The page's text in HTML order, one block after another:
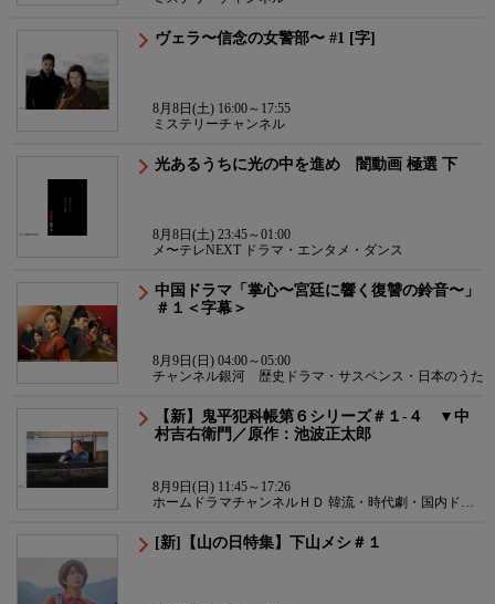
ヴェラ〜信念の女警部〜 #1 [字]
8月8日(土) 16:00～17:55
ミステリーチャンネル
光あるうちに光の中を進め 闇動画 極選 下
8月8日(土) 23:45～01:00
メ〜テレNEXT ドラマ・エンタメ・ダンス
中国ドラマ「掌心〜宮廷に響く復讐の鈴音〜」
＃１＜字幕＞
8月9日(日) 04:00～05:00
チャンネル銀河 歴史ドラマ・サスペンス・日本のうた
【新】鬼平犯科帳第６シリーズ＃１-４ ▼中
村吉右衛門／原作：池波正太郎
8月9日(日) 11:45～17:26
ホームドラマチャンネルＨＤ 韓流・時代劇・国内ドラ
[新]【山の日特集】下山メシ＃１